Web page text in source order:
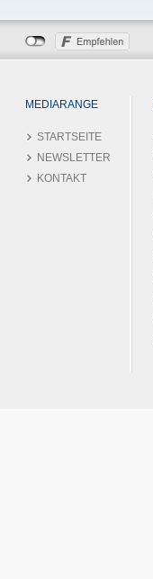
MEDIARANGE
STARTSEITE
NEWSLETTER
KONTAKT